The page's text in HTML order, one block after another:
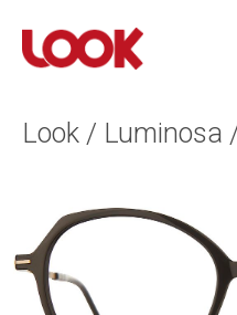
Look / Luminosa